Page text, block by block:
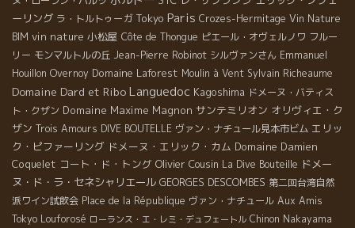
ーリング ラ・トルトゥーガ Tokyo Paris Crozes-Hermitage Vin Nature
BIM vin nature 小松屋 Côte de Thongue ピエール・オヴェルノワ フルー
リー モンマルトルの丘 Jean-Pierre Robinot シルヴァンさん Emmanuel
Houillon Overnoy Domaine Laforest Moulin à Vent Sylvain Richeaume
Domaine Dard et Ribo Languedoc Kagoshima ドメーヌ・バティス
ト・クザン Domaine Maxime Magnon サンテミリオン オリヴィエ・ク
ザン Trois Amours DIVE BOUTELLE ヴァン・ナチュール見本市ビム エリッ
ク・ピファーリング ドメーヌ・エリック・カム Domaine Damien
Coquelet コート・ド・トング Olivier Cousin La Dive Bouteille ドメー
ヌ・ド・ラ・セネシャリエール GEORGES DESCOMBES 第二回台湾自然
派ワイン試飲会 Place de la République ヴァン・ナチュール Aux Amis
Tokyo Louforosé ローランス・エ・レミ・デュフェートル Chinon Nakayama